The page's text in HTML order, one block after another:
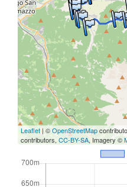
Leaflet | ©OpenStreetMap
contributors, CC-BY-SA, Imagery ©